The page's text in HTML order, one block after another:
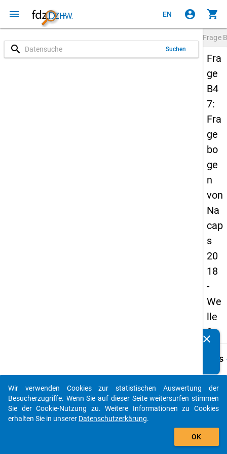
menu EN account_circle shopping_cart
search Suchen
Frage
Fra
ge
B4
7:
Fra
ge
bo
ge
n
von
Na
cap
s
20
18
-
We
lle
2
Details
B47
clear
auto_stories
add_shopping_cart
Wir verwenden Cookies zur statistischen Auswertung der
Besucherzugriffe. Wenn Sie auf dieser Seite weitersurfen stimmen
Sie der Cookie-Nutzung zu. Weitere Informationen zu Cookies
erhalten Sie in unserer Datenschutzerkärung.
OK